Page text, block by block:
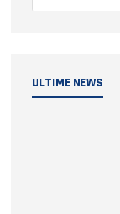
ULTIME NEWS